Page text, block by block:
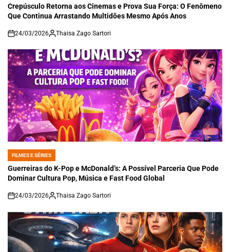
IN
Crepúsculo Retorna aos Cinemas e Prova Sua Força: O Fenômeno
Que Continua Arrastando Multidões Mesmo Após Anos
on
24/03/2026 Thaisa Zago Sartori
POSTED
IN
FILMES E SÉRIES
Guerreiras do K-Pop e McDonald’s: A Possível Parceria Que Pode
Dominar Cultura Pop, Música e Fast Food Global
on
24/03/2026 Thaisa Zago Sartori